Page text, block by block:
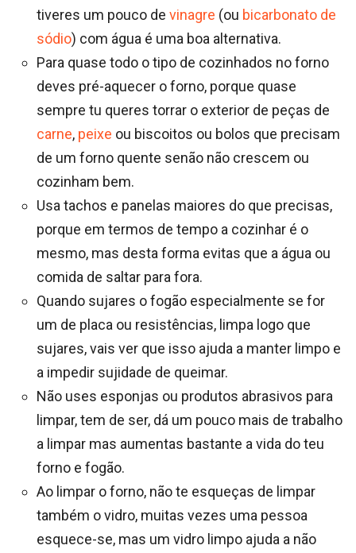
tiveres um pouco de vinagre (ou bicarbonato de
sódio) com água é uma boa alternativa.
Para quase todo o tipo de cozinhados no forno
deves pré-aquecer o forno, porque quase
sempre tu queres torrar o exterior de peças de
carne, peixe ou biscoitos ou bolos que precisam
de um forno quente senão não crescem ou
cozinham bem.
Usa tachos e panelas maiores do que precisas,
porque em termos de tempo a cozinhar é o
mesmo, mas desta forma evitas que a água ou
comida de saltar para fora.
Quando sujares o fogão especialmente se for
um de placa ou resistências, limpa logo que
sujares, vais ver que isso ajuda a manter limpo e
a impedir sujidade de queimar.
Não uses esponjas ou produtos abrasivos para
limpar, tem de ser, dá um pouco mais de trabalho
a limpar mas aumentas bastante a vida do teu
forno e fogão.
Ao limpar o forno, não te esqueças de limpar
também o vidro, muitas vezes uma pessoa
esquece-se, mas um vidro limpo ajuda a não